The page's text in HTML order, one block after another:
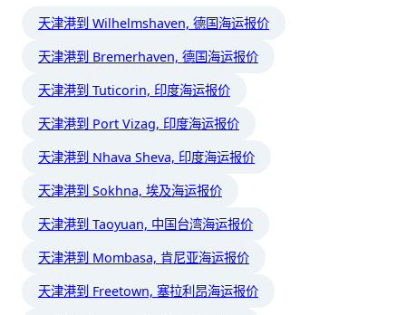
天津港到 Wilhelmshaven, 德国海运报价
天津港到 Bremerhaven, 德国海运报价
天津港到 Tuticorin, 印度海运报价
天津港到 Port Vizag, 印度海运报价
天津港到 Nhava Sheva, 印度海运报价
天津港到 Sokhna, 埃及海运报价
天津港到 Taoyuan, 中国台湾海运报价
天津港到 Mombasa, 肯尼亚海运报价
天津港到 Freetown, 塞拉利昂海运报价